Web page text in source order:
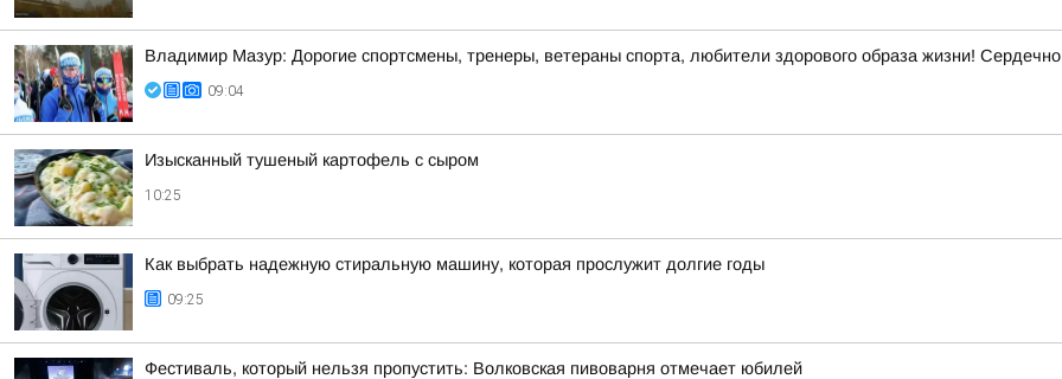
Владимир Мазур: Дорогие спортсмены, тренеры, ветераны спорта, любители здорового образа жизни!
09:04
Изысканный тушеный картофель с сыром
10:25
Как выбрать надежную стиральную машину, которая прослужит долгие годы
09:25
Фестиваль, который нельзя пропустить: Волковская пивоварня отмечает юбилей